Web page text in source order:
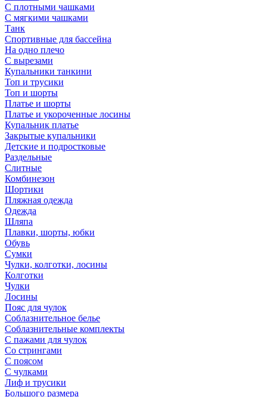
С плотными чашками
С мягкими чашками
Танк
Спортивные для бассейна
На одно плечо
С вырезами
Купальники танкини
Топ и трусики
Топ и шорты
Платье и шорты
Платье и укороченные лосины
Купальник платье
Закрытые купальники
Детские и подростковые
Раздельные
Слитные
Комбинезон
Шортики
Пляжная одежда
Одежда
Шляпа
Плавки, шорты, юбки
Обувь
Сумки
Чулки, колготки, лосины
Колготки
Чулки
Лосины
Пояс для чулок
Соблазнительное белье
Соблазнительные комплекты
С пажами для чулок
Со стрингами
С поясом
С чулками
Лиф и трусики
Большого размера